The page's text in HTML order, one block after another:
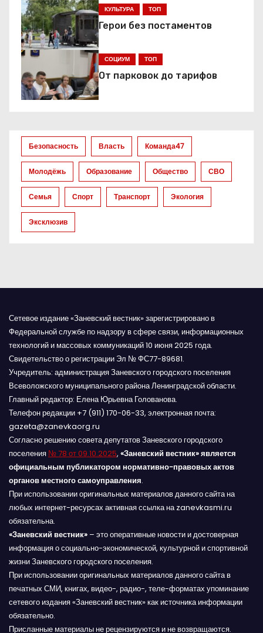
ц
и
я
п
з
а
п
и
с
м
КУЛЬТУРА ТОП
Герои без постаментов
СОЦИУМ ТОП
От парковок до тарифов
Безопасность Власть Команда47
Молодёжь Образование Общество СВО
Семья Спорт Транспорт Экология
Эксклюзив
Сетевое издание «Заневский вестник» зарегистрировано в
Федеральной службе по надзору в сфере связи, информационных
технологий и массовых коммуникаций 10 июня 2025 года.
Свидетельство о регистрации Эл № ФС77-89681.
Учредитель: администрация Заневского городского поселения
Всеволожского муниципального района Ленинградской области.
Главный редактор: Елена Юрьевна Голованова.
Телефон редакции +7 (911) 170-06-33, электронная почта:
gazeta@zanevkaorg.ru
Согласно решению совета депутатов Заневского городского
поселения № 78 от 09.10.2025, «Заневский вестник» является
официальным публикатором нормативно-правовых актов
органов местного самоуправления.
При использовании оригинальных материалов данного сайта на
любых интернет-ресурсах активная ссылка на zanevkasmi.ru
обязательна.
«Заневский вестник» – это оперативные новости и достоверная
информация о социально-экономической, культурной и спортивной
жизни Заневского городского поселения.
При использовании оригинальных материалов данного сайта в
печатных СМИ, книгах, видео-, радио-, теле-форматах упоминание
сетевого издания «Заневский вестник» как источника информации
обязательно.
Присланные материалы не рецензируются и не возвращаются.